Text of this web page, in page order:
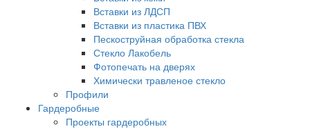
Вставки из ЛДСП
Вставки из пластика ПВХ
Пескоструйная обработка стекла
Стекло Лакобель
Фотопечать на дверях
Химически травленое стекло
Профили
Гардеробные
Проекты гардеробных